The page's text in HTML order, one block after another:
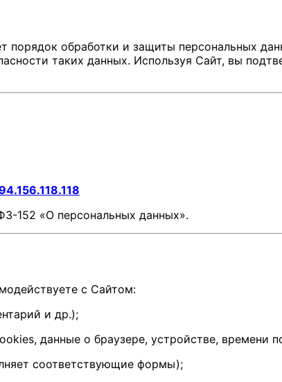
обработки и защиты персональных
таких данных. Используя Сайт, вы
152 «О персональных данных».
с Сайтом:
и др.);
данные о браузере, устройстве, времени
соответствующие формы);